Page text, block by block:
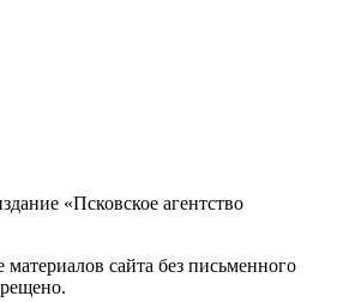
«Псковское агентство
сайта без письменного